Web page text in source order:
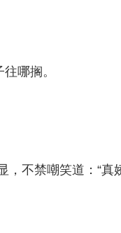
哪搁。
，不禁嘲笑道：“真